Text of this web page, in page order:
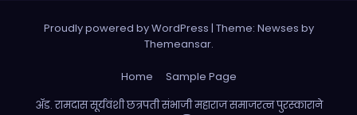
Proudly powered by WordPress | Theme: Newses by
Themeansar.
Home
Sample Page
ॲड. रामदास सूर्यवंशी छत्रपती संभाजी महाराज समाजरत्न पुरस्काराने